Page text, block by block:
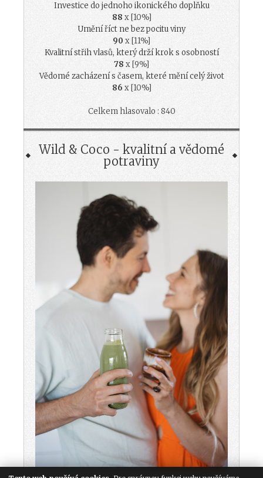
Investice do jednoho ikonického doplňku
88 x [10%]
Umění říct ne bez pocitu viny
90 x [11%]
Kvalitní střih vlasů, který drží krok s osobností
78 x [9%]
Vědomé zacházení s časem, které mění celý život
86 x [10%]
Celkem hlasovalo : 840
Wild & Coco - kvalitní a vědomé
potraviny